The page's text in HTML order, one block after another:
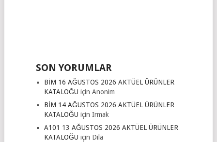
SON YORUMLAR
BİM 16 AĞUSTOS 2026 AKTÜEL ÜRÜNLER
KATALOĞU için Anonim
BİM 14 AĞUSTOS 2026 AKTÜEL ÜRÜNLER
KATALOĞU için Irmak
A101 13 AĞUSTOS 2026 AKTÜEL ÜRÜNLER
KATALOĞU için Dila